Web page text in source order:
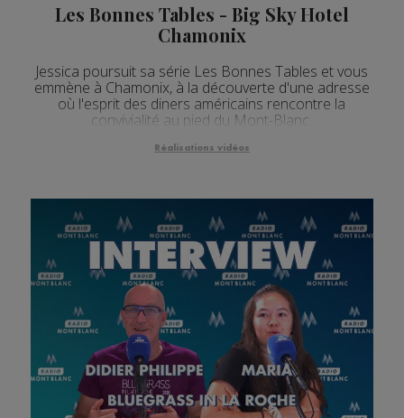
Les Bonnes Tables - Big Sky Hotel
Chamonix
Jessica poursuit sa série Les Bonnes Tables et vous
emmène à Chamonix, à la découverte d'une adresse
où l'esprit des diners américains rencontre la
convivialité au pied du Mont-Blanc.
Réalisations vidéos